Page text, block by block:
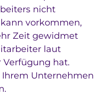
nicht
vorkommen,
Zeit gewidmet
laut
Verfügung hat.
Unternehmen